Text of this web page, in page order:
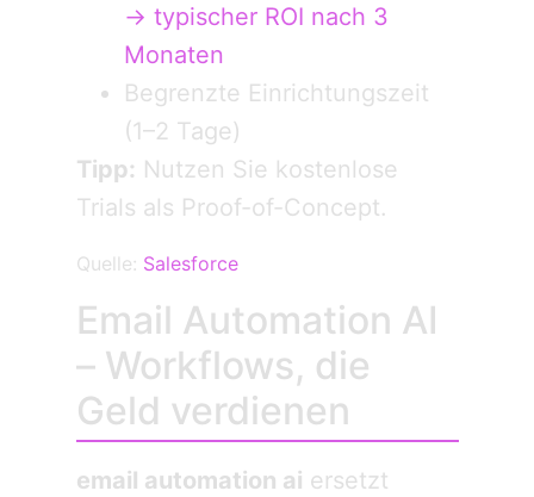
→ typischer ROI nach 3
Monaten
Begrenzte Einrichtungszeit
(1–2 Tage)
Tipp: Nutzen Sie kostenlose
Trials als Proof-of-Concept.
Quelle: Salesforce
Email Automation AI
– Workflows, die
Geld verdienen
email automation ai ersetzt